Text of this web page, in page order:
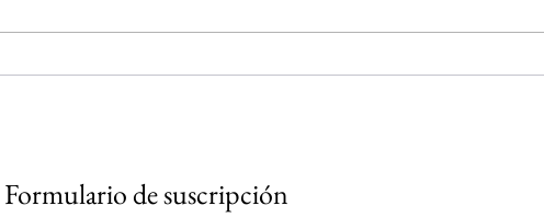
Formulario de suscripción